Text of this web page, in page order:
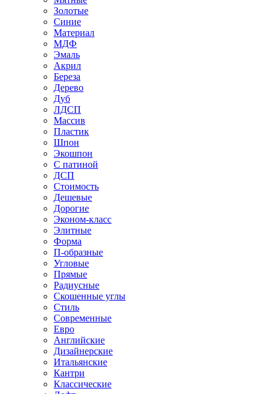
Золотые
Синие
Материал
МДФ
Эмаль
Акрил
Береза
Дерево
Дуб
ЛДСП
Массив
Пластик
Шпон
Экошпон
С патиной
ДСП
Стоимость
Дешевые
Дорогие
Эконом-класс
Элитные
Форма
П-образные
Угловые
Прямые
Радиусные
Скошенные углы
Стиль
Современные
Евро
Английские
Дизайнерские
Итальянские
Кантри
Классические